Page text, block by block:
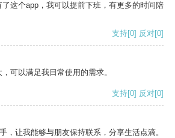
这个app，我可以提前下班，有更多的时间陪
支持[0] 反对[0]
可以满足我日常使用的需求。
支持[0] 反对[0]
，让我能够与朋友保持联系，分享生活点滴。